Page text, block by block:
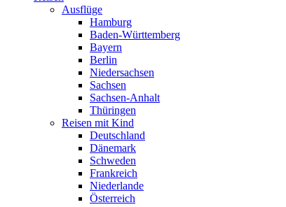
Ausflüge
Hamburg
Baden-Württemberg
Bayern
Berlin
Niedersachsen
Sachsen
Sachsen-Anhalt
Thüringen
Reisen mit Kind
Deutschland
Dänemark
Schweden
Frankreich
Niederlande
Österreich